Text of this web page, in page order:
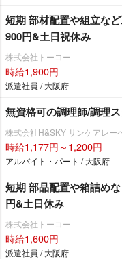
短期 部材配置や組立な
900円&土日祝休み
株式会社トーコー
時給1,900円
派遣社員 / 大阪府
無資格可の調理師/調理
株式会社H&SKY サンケアレー
時給1,177円～1,200円
アルバイト・パート / 大阪府
短期 部品配置や箱詰め
円&土日休み
株式会社トーコー
時給1,600円
派遣社員 / 大阪府